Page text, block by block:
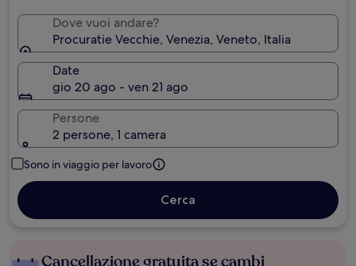
Dove vuoi andare?
Procuratie Vecchie, Venezia, Veneto, Italia
Date
gio 20 ago - ven 21 ago
Persone
2 persone, 1 camera
Sono in viaggio per lavoro
Cerca
Cancellazione gratuita se cambi